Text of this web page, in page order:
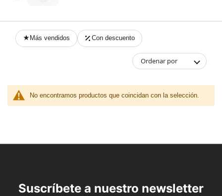
Más vendidos Con descuento
Ordenar por
No encontramos productos que coincidan con la selección.
Suscríbete a nuestro newsletter